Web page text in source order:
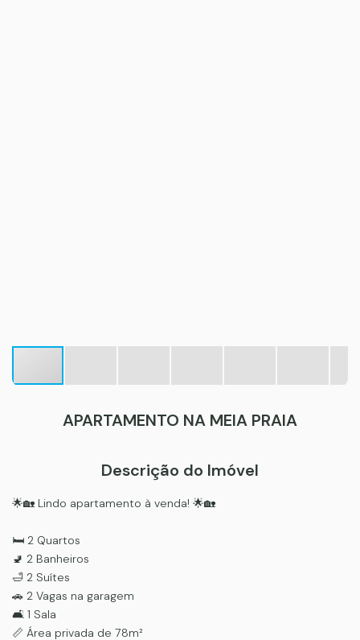
APARTAMENTO NA MEIA PRAIA
Descrição do Imóvel
🌟🏡 Lindo apartamento à venda! 🌟🏡
🛏️ 2 Quartos
🚽 2 Banheiros
🛁 2 Suítes
🚗 2 Vagas na garagem
🛋️ 1 Sala
📏 Área privada de 78m²